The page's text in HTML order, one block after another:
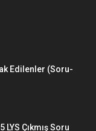
Edilenler (Soru-
LYS Çıkmış Soru